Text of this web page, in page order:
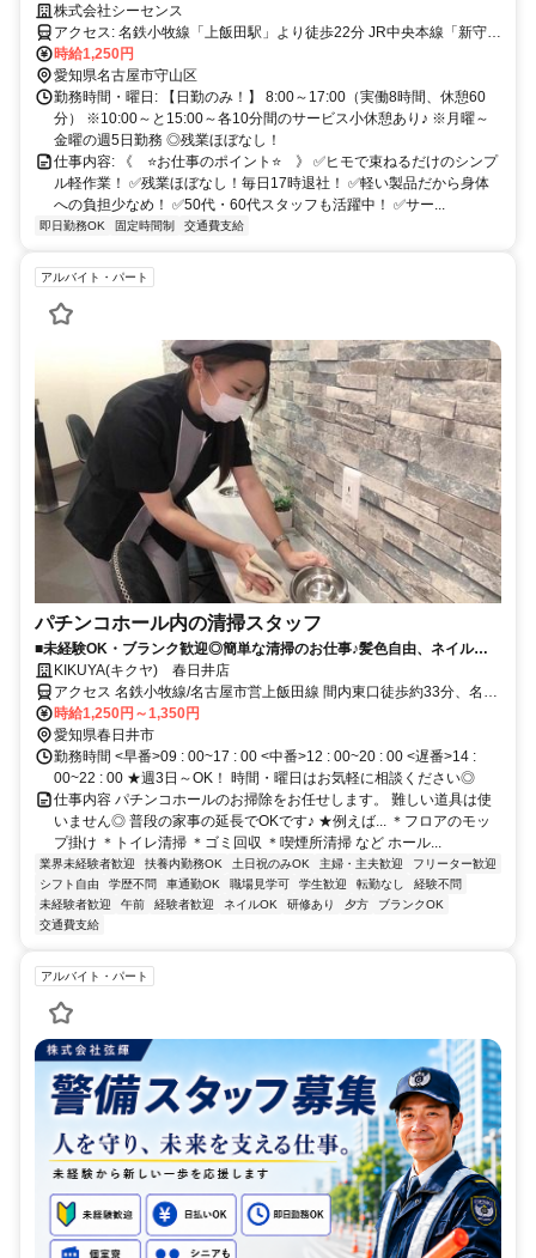
代・60代活躍中！
株式会社シーセンス
アクセス: 名鉄小牧線「上飯田駅」より徒歩22分 JR中央本線「新守山
駅」より車で8分 ※車通勤OK（無料駐車場完備） ※バイク通勤、自
転車通勤OK
時給1,250円
愛知県名古屋市守山区
勤務時間・曜日: 【日勤のみ！】 8:00～17:00（実働8時間、休憩60
分） ※10:00～と15:00～各10分間のサービス小休憩あり♪ ※月曜～
金曜の週5日勤務 ◎残業ほぼなし！
仕事内容: 《 ⭐️お仕事のポイント⭐️ 》 ✅ヒモで束ねるだけのシンプ
ル軽作業！ ✅残業ほぼなし！毎日17時退社！ ✅軽い製品だから身体
への負担少なめ！ ✅50代・60代スタッフも活躍中！ ✅サー...
即日勤務OK 固定時間制 交通費支給
アルバイト・パート
パチンコホール内の清掃スタッフ
■未経験OK・ブランク歓迎◎簡単な清掃のお仕事♪髪色自由、ネイル・
ピアスOK★
KIKUYA(キクヤ) 春日井店
アクセス 名鉄小牧線/名古屋市営上飯田線 間内東口徒歩約33分、名鉄
小牧線/名古屋市営上飯田線 春日井（名鉄線）徒歩約39分 名鉄小牧線
「間内」駅より車で9分 中央本線「春日井」駅より車で14分
時給1,250円～1,350円
愛知県春日井市
勤務時間 <早番>09 : 00~17 : 00 <中番>12 : 00~20 : 00 <遅番>14 :
00~22 : 00 ★週3日～OK！ 時間・曜日はお気軽に相談ください◎
仕事内容 パチンコホールのお掃除をお任せします。 難しい道具は使
いません◎ 普段の家事の延長でOKです♪ ★例えば... ＊フロアのモッ
プ掛け ＊トイレ清掃 ＊ゴミ回収 ＊喫煙所清掃 など ホール...
業界未経験者歓迎 扶養内勤務OK 土日祝のみOK 主婦・主夫歓迎
フリーター歓迎
シフト自由
学歴不問 車通勤OK 職場見学可 学生歓迎 転勤なし
経験不問
未経験者歓迎
午前 経験者歓迎 ネイルOK 研修あり 夕方
ブランクOK
交通費支給
アルバイト・パート